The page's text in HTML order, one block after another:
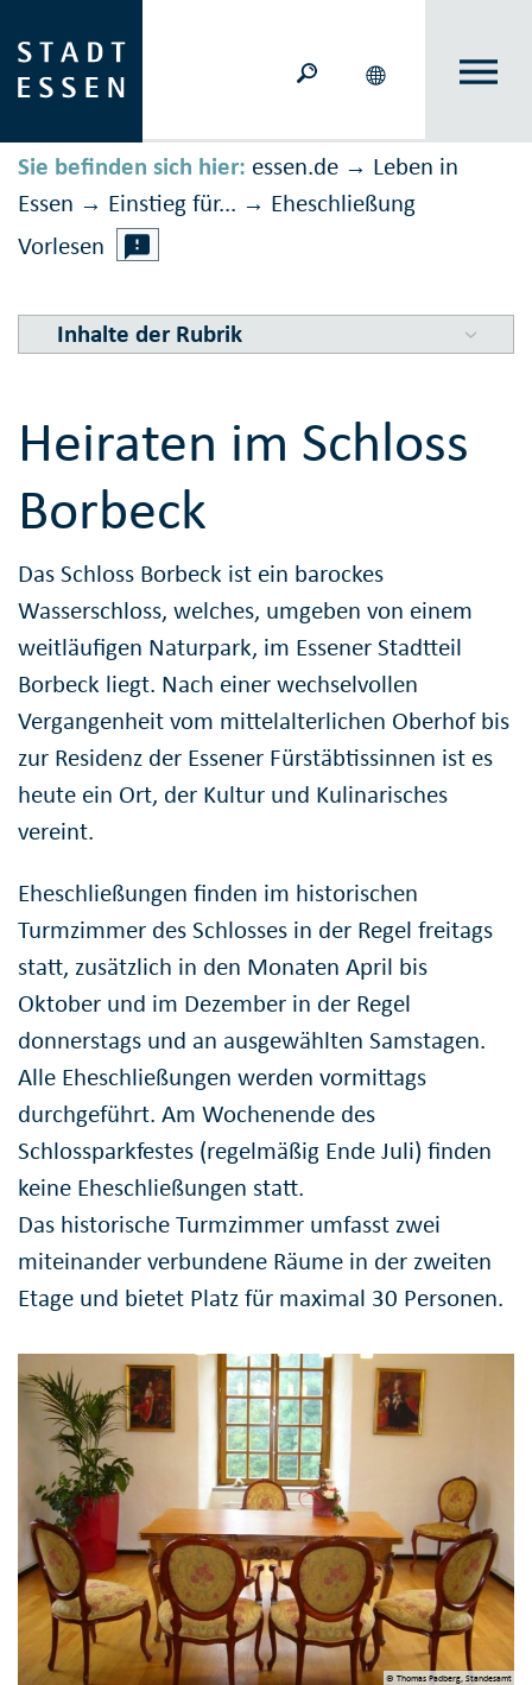
Sie befinden sich hier: essen.de → Leben in
Essen → Einstieg für... → Eheschließung
Vorlesen
Inhalte der Rubrik
Heiraten im Schloss
Borbeck
Das Schloss Borbeck ist ein barockes
Wasserschloss, welches, umgeben von einem
weitläufigen Naturpark, im Essener Stadtteil
Borbeck liegt. Nach einer wechselvollen
Vergangenheit vom mittelalterlichen Oberhof bis
zur Residenz der Essener Fürstäbtissinnen ist es
heute ein Ort, der Kultur und Kulinarisches
vereint.
Eheschließungen finden im historischen
Turmzimmer des Schlosses in der Regel freitags
statt, zusätzlich in den Monaten April bis
Oktober und im Dezember in der Regel
donnerstags und an ausgewählten Samstagen.
Alle Eheschließungen werden vormittags
durchgeführt. Am Wochenende des
Schlossparkfestes (regelmäßig Ende Juli) finden
keine Eheschließungen statt.
Das historische Turmzimmer umfasst zwei
miteinander verbundene Räume in der zweiten
Etage und bietet Platz für maximal 30 Personen.
© Thomas Padberg, Standesamt